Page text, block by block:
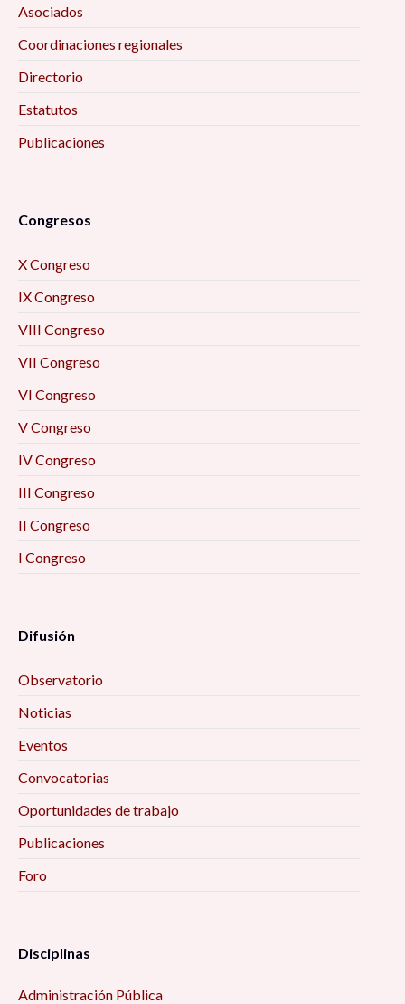
Asociados
Coordinaciones regionales
Directorio
Estatutos
Publicaciones
Congresos
X Congreso
IX Congreso
VIII Congreso
VII Congreso
VI Congreso
V Congreso
IV Congreso
III Congreso
II Congreso
I Congreso
Difusión
Observatorio
Noticias
Eventos
Convocatorias
Oportunidades de trabajo
Publicaciones
Foro
Disciplinas
Administración Pública